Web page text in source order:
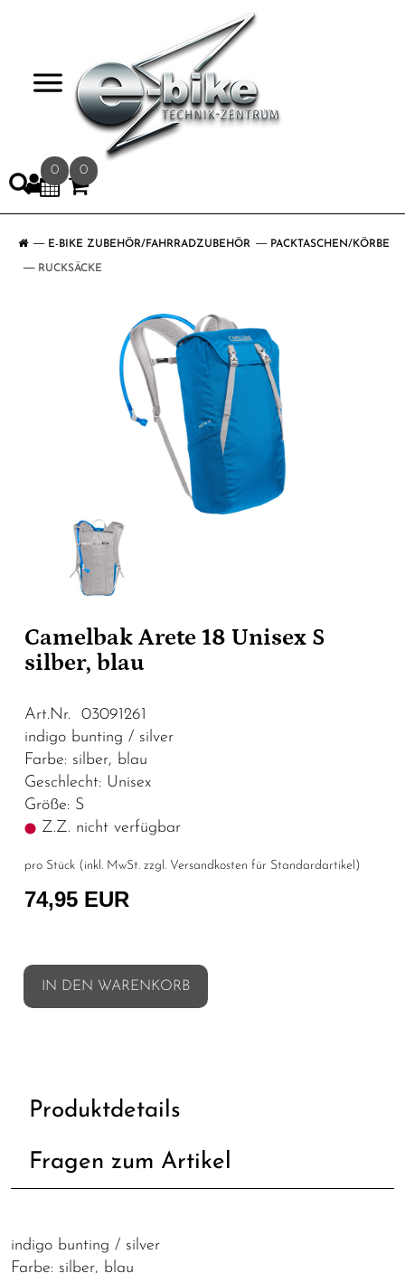
0 0
E-BIKE ZUBEHÖR/FAHRRADZUBEHÖR PACKTASCHEN/KÖRBE
RUCKSÄCKE
Camelbak Arete 18 Unisex S
silber, blau
Art.Nr. 03091261
indigo bunting / silver
Farbe: silber, blau
Geschlecht: Unisex
Größe: S
Z.Z. nicht verfügbar
pro Stück (inkl. MwSt. zzgl. Versandkosten für Standardartikel )
74,95 EUR
IN DEN WARENKORB
Produktdetails
Fragen zum Artikel
indigo bunting / silver
Farbe: silber, blau